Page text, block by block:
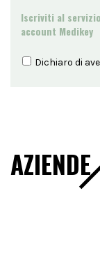
Iscriviti al
account Medikey
Dichiaro di
AZIENDE